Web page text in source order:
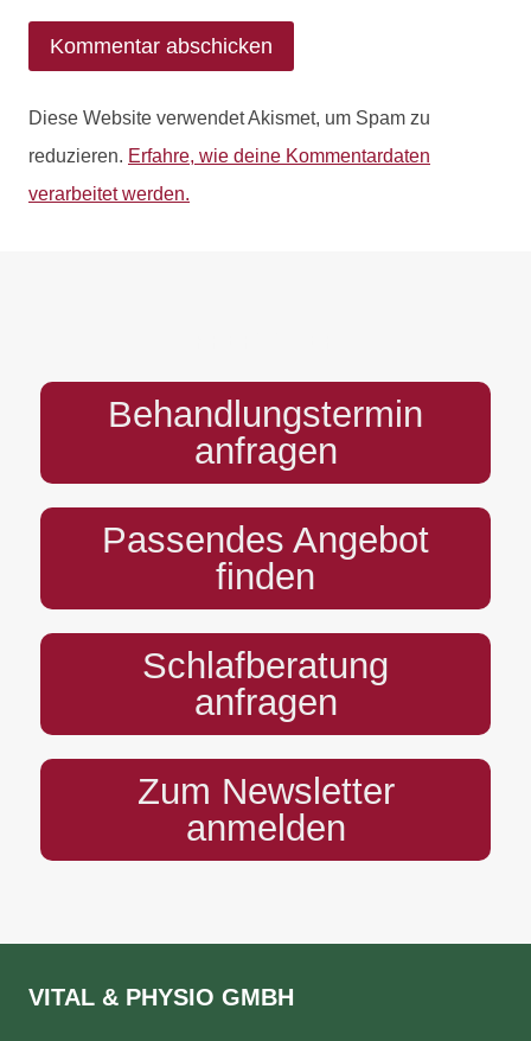
Diese Website verwendet Akismet, um Spam zu
reduzieren. Erfahre, wie deine Kommentardaten
verarbeitet werden.
Behandlungstermin
anfragen
Passendes Angebot
finden
Schlafberatung
anfragen
Zum Newsletter
anmelden
VITAL & PHYSIO GMBH